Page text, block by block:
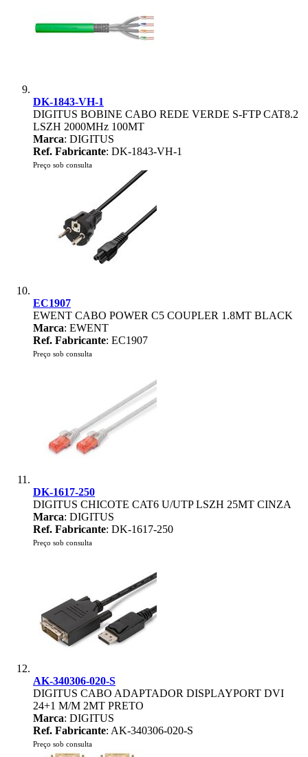
DK-1843-VH-1
DIGITUS BOBINE CABO REDE VERDE S-FTP CAT8.2
LSZH 2000MHz 100MT
Marca: DIGITUS
Ref. Fabricante: DK-1843-VH-1
Preço sob consulta
EC1907
EWENT CABO POWER C5 COUPLER 1.8MT BLACK
Marca: EWENT
Ref. Fabricante: EC1907
Preço sob consulta
DK-1617-250
DIGITUS CHICOTE CAT6 U/UTP LSZH 25MT CINZA
Marca: DIGITUS
Ref. Fabricante: DK-1617-250
Preço sob consulta
AK-340306-020-S
DIGITUS CABO ADAPTADOR DISPLAYPORT DVI
24+1 M/M 2MT PRETO
Marca: DIGITUS
Ref. Fabricante: AK-340306-020-S
Preço sob consulta